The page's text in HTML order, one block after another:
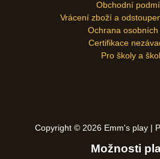
Obchodní
Vrácení zboží a
Ochrana osobních
Certifikace
Pro školy a
Copyright © 2026 Emm's play |
Možnosti